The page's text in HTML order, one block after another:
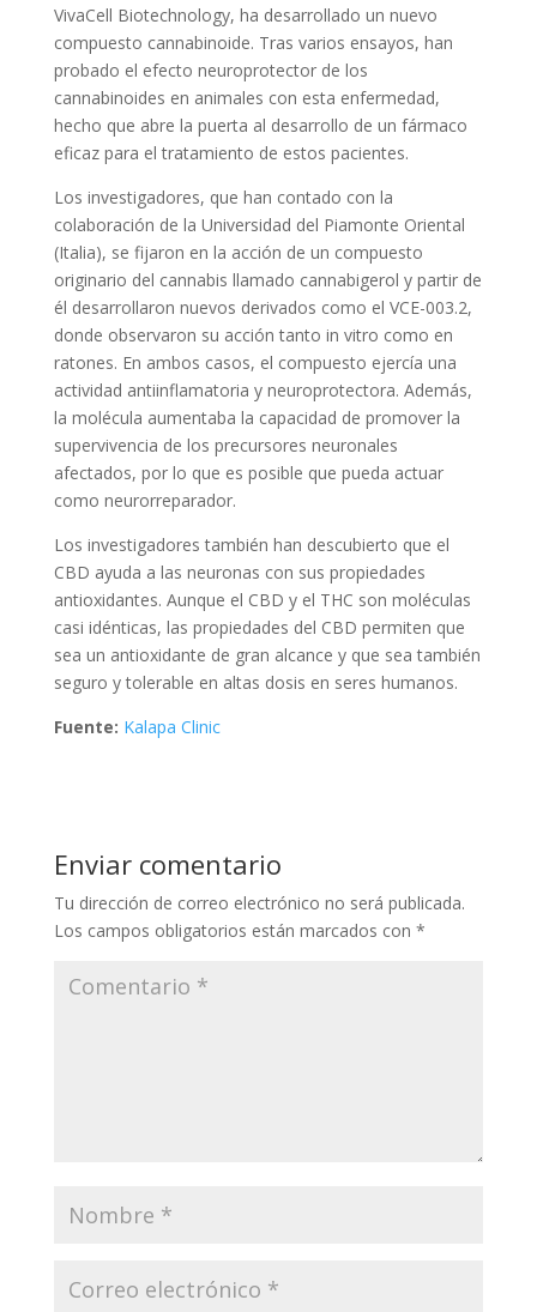
VivaCell Biotechnology, ha desarrollado un nuevo
compuesto cannabinoide. Tras varios ensayos, han
probado el efecto neuroprotector de los
cannabinoides en animales con esta enfermedad,
hecho que abre la puerta al desarrollo de un fármaco
eficaz para el tratamiento de estos pacientes.
Los investigadores, que han contado con la
colaboración de la Universidad del Piamonte Oriental
(Italia), se fijaron en la acción de un compuesto
originario del cannabis llamado cannabigerol y partir de
él desarrollaron nuevos derivados como el VCE-003.2,
donde observaron su acción tanto in vitro como en
ratones. En ambos casos, el compuesto ejercía una
actividad antiinflamatoria y neuroprotectora. Además,
la molécula aumentaba la capacidad de promover la
supervivencia de los precursores neuronales
afectados, por lo que es posible que pueda actuar
como neurorreparador.
Los investigadores también han descubierto que el
CBD ayuda a las neuronas con sus propiedades
antioxidantes. Aunque el CBD y el THC son moléculas
casi idénticas, las propiedades del CBD permiten que
sea un antioxidante de gran alcance y que sea también
seguro y tolerable en altas dosis en seres humanos.
Fuente: Kalapa Clinic
Enviar comentario
Tu dirección de correo electrónico no será publicada.
Los campos obligatorios están marcados con *